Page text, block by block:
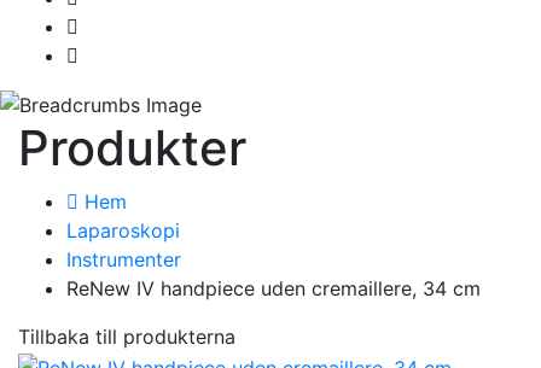
Produkter
Hem
Laparoskopi
Instrumenter
ReNew IV handpiece uden cremaillere, 34 cm
Tillbaka till produkterna